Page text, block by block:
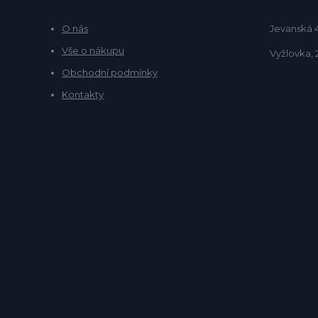
O nás
Vše o nákupu
Obchodní podmínky
Kontakty
Jevanská
Vyžlovka,